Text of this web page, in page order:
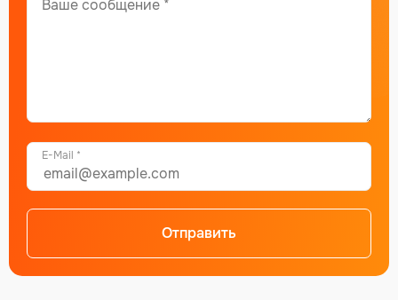
E-Mail *
Отправить